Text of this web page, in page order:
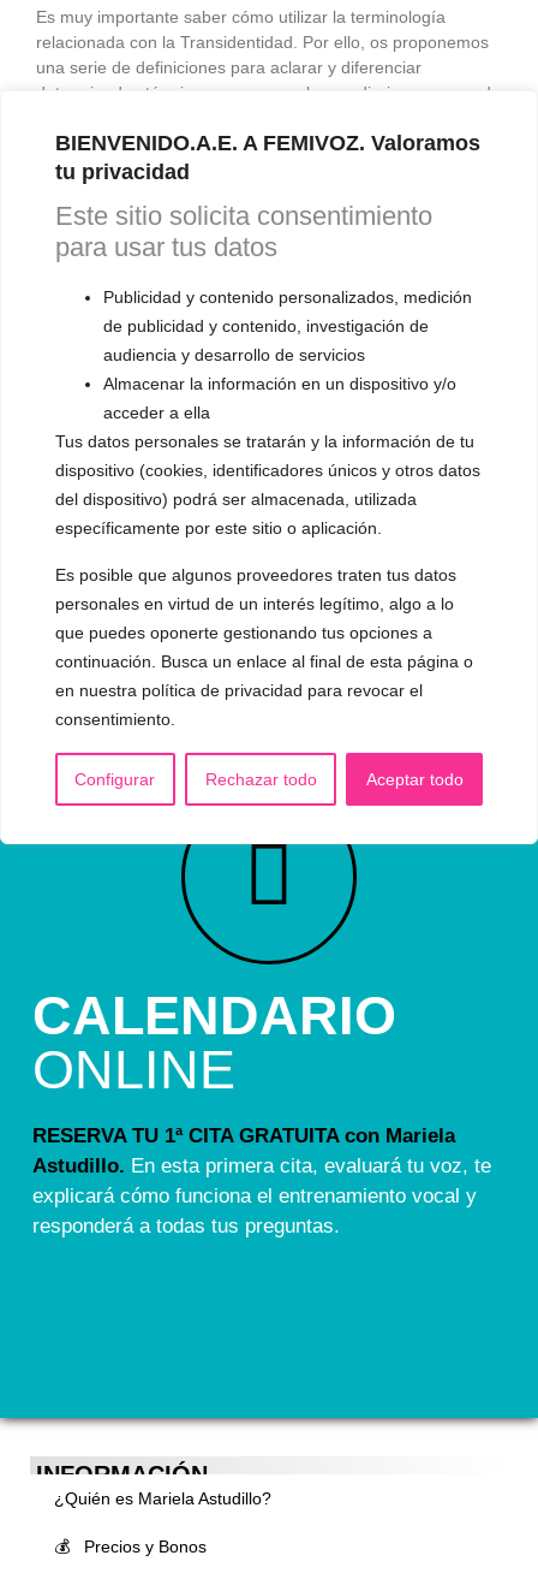
BIENVENIDO.A.E. A FEMIVOZ. Valoramos
tu privacidad
Este sitio solicita consentimiento
para usar tus datos
Publicidad y contenido personalizados, medición
de publicidad y contenido, investigación de
audiencia y desarrollo de servicios
Almacenar la información en un dispositivo y/o
acceder a ella
Tus datos personales se tratarán y la información de tu
dispositivo (cookies, identificadores únicos y otros datos
del dispositivo) podrá ser almacenada, utilizada
específicamente por este sitio o aplicación.
Es posible que algunos proveedores traten tus datos
personales en virtud de un interés legítimo, algo a lo
que puedes oponerte gestionando tus opciones a
continuación. Busca un enlace al final de esta página o
en nuestra política de privacidad para revocar el
consentimiento.
Configurar Rechazar todo Aceptar todo
Es muy importante saber cómo utilizar la terminología
relacionada con la Transidentidad. Por ello, os proponemos
una serie de definiciones para aclarar y diferenciar
determinados términos que se emplean a diario y a veces de
cuyas identidades de género son diferentes del sexo o
del género que se les asignó
LEER MÁS »
Descubre MÁS ARTÍCULOS
CALENDARIO
ONLINE
RESERVA TU 1ª CITA GRATUITA con Mariela
Astudillo. En esta primera cita, evaluará tu voz, te
explicará cómo funciona el entrenamiento vocal y
responderá a todas tus preguntas.
INFORMACIÓN
¿Quién es Mariela Astudillo?
💰 Precios y Bonos